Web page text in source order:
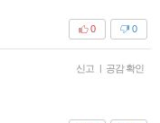
0
0
신고 | 공감 확인